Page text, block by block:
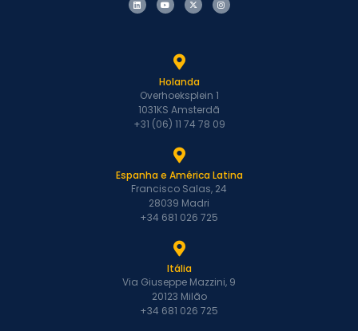
Holanda
Overhoeksplein 1
1031KS Amsterdã
+31 (06) 11 74 78 09
Espanha e América Latina
Francisco Salas, 24
28039 Madri
+34 681 026 725
Itália
Via Giuseppe Mazzini, 9
20123 Milão
+34 681 026 725